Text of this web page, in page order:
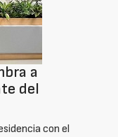
a
del
con el